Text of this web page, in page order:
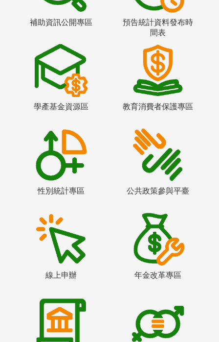
補助資訊公開專區
預告統計資料發布時
間表
學產基金資源區 教育消費者保護專區
性別統計專區 公共政策參與平臺
線上申辦 年金改革專區